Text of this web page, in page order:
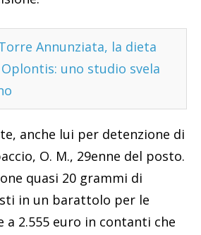
Annunziata, la dieta
uno studio svela
anche lui per detenzione di
O. M., 29enne del posto.
quasi 20 grammi di
in un barattolo per le
a 2.555 euro in contanti che